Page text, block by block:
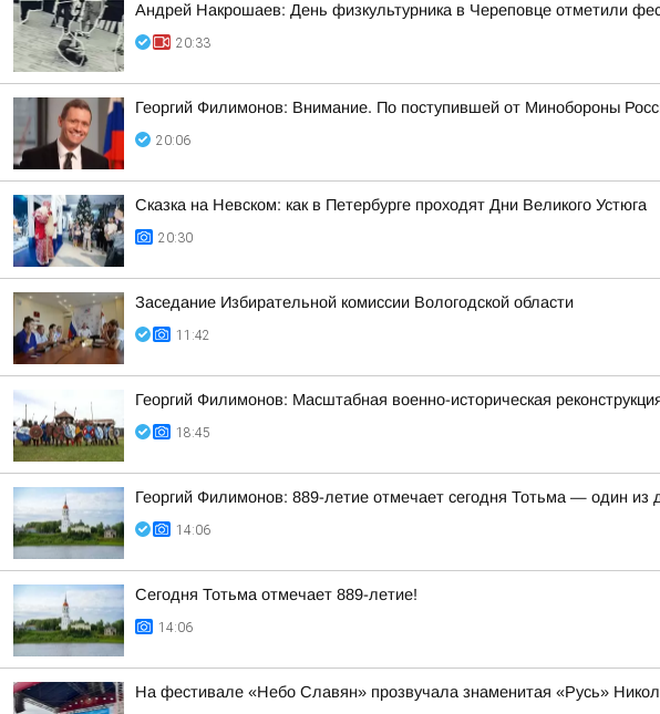
Андрей Накрошаев: День физкультурника в Череповце отметили
20:33
Георгий Филимонов: Внимание. По поступившей от Минобороны
20:06
Сказка на Невском: как в Петербурге проходят Дни Великого Устюга
20:30
Заседание Избирательной комиссии Вологодской области
11:42
Георгий Филимонов: Масштабная военно-историческая
18:45
Георгий Филимонов: 889-летие отмечает сегодня Тотьма — один из
14:06
Сегодня Тотьма отмечает 889-летие!
14:06
На фестивале «Небо Славян» прозвучала знаменитая «Русь»